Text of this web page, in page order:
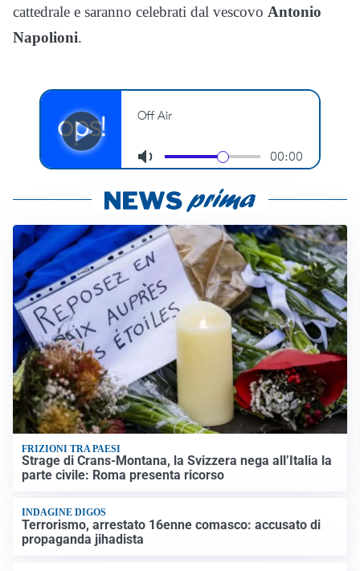
cattedrale e saranno celebrati dal vescovo Antonio
Napolioni.
FRIZIONI TRA PAESI
Strage di Crans-Montana, la Svizzera nega all’Italia la
parte civile: Roma presenta ricorso
INDAGINE DIGOS
Terrorismo, arrestato 16enne comasco: accusato di
propaganda jihadista